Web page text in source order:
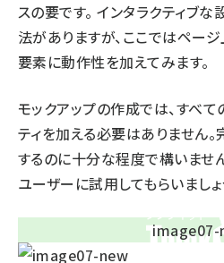
スの要です。 インタラクティブ
法がありますが、ここではペー
要素に動作性を加えてみます。
モックアップの作成では、すべ
ティを加える必要はありません
するのに十分な程度で構いませ
ユーザーに試用してもらいましょ